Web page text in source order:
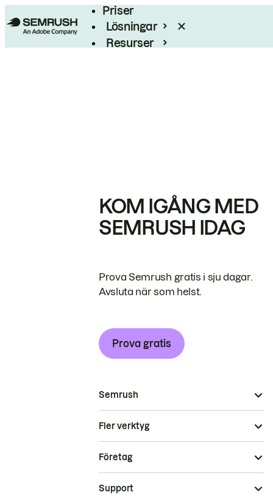
Priser
Lösningar
Resurser
KOM IGÅNG MED
SEMRUSH IDAG
Prova Semrush gratis i sju dagar.
Avsluta när som helst.
Prova gratis
Semrush
Fler verktyg
Företag
Support